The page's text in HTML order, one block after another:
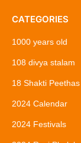
CATEGORIES
1000 years old
108 divya stalam
18 Shakti Peethas
2024 Calendar
2024 Festivals